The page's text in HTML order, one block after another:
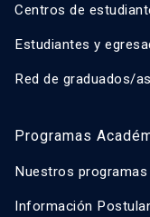
Centros de
Estudiantes y
Red de graduados/as
Programas
Nuestros
Información